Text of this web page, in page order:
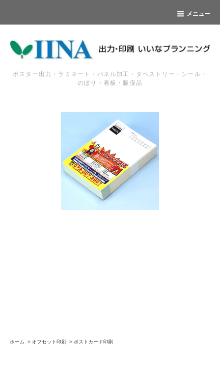
メニュー
ポスター出力・ラミネート・パネル加工・タペストリー・シール・
のぼり・看板・販促品
ホーム > オフセット印刷 > ポストカード印刷